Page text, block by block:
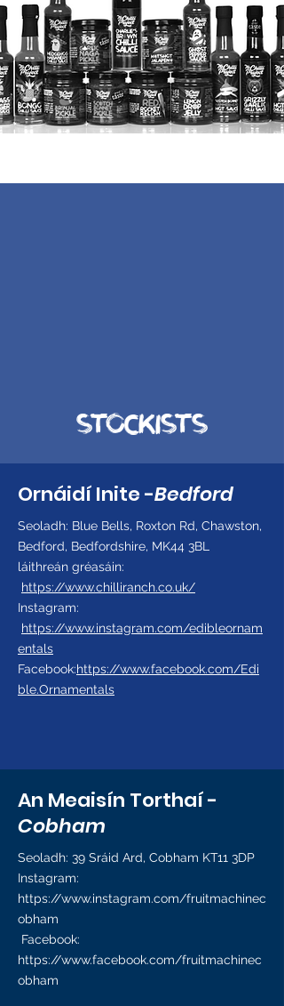
STOCKISTS
Ornáidí Inite -Bedford
Seoladh: Blue Bells, Roxton Rd, Chawston,
Bedford, Bedfordshire, MK44 3BL
láithreán gréasáin:
https://www.chilliranch.co.uk/
Instagram:
https://www.instagram.com/edibleornam
entals
Facebook:https://www.facebook.com/Edi
ble.Ornamentals
An Meaisín Torthaí -
Cobham
Seoladh: 39 Sráid Ard, Cobham KT11 3DP
Instagram:
https://www.instagram.com/fruitmachinec
obham
Facebook:
https://www.facebook.com/fruitmachinec
obham